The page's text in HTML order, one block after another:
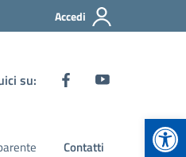
Accedi
su:
Contatti